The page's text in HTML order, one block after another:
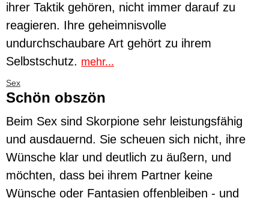
ihrer Taktik gehören, nicht immer darauf zu
reagieren. Ihre geheimnisvolle
undurchschaubare Art gehört zu ihrem
Selbstschutz. mehr...
Sex
Schön obszön
Beim Sex sind Skorpione sehr leistungsfähig
und ausdauernd. Sie scheuen sich nicht, ihre
Wünsche klar und deutlich zu äußern, und
möchten, dass bei ihrem Partner keine
Wünsche oder Fantasien offenbleiben - und